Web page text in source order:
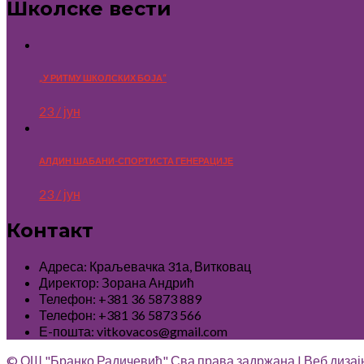
Школске вести
„У РИТМУ ШКОЛСКИХ БОЈА“
23 / јун
АЛДИН ШАБАНИ-СПОРТИСТА ГЕНЕРАЦИЈЕ
23 / јун
Контакт
Адреса: Краљевачка 31а, Витковац
Директор: Зорана Андрић
Телефон: +381 36 5873 889
Телефон: +381 36 5873 566
Е-пошта: vitkovacos@gmail.com
© ОШ "Бранко Радичевић" Сва права задржана | Веб